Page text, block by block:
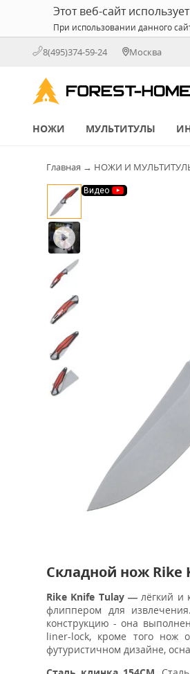
Этот веб-сайт
При использовании данного
8(495)374-59-24 Москва
НОЖИ МУЛЬТИТУЛЫ
Главная → НОЖИ И
Видео
Складной нож Rike
Rike Knife Tulay — лёгкий и
флиппером для
конструкцию - она
liner-lock, кроме того нож
футуристичном дизайне,